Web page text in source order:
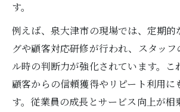
す。
例えば、泉大津市の現場では、定期的
グや顧客対応研修が行われ、スタッ
ル時の判断力が強化されています。こ
顧客からの信頼獲得やリピート利用に
す。従業員の成長とサービス向上が相